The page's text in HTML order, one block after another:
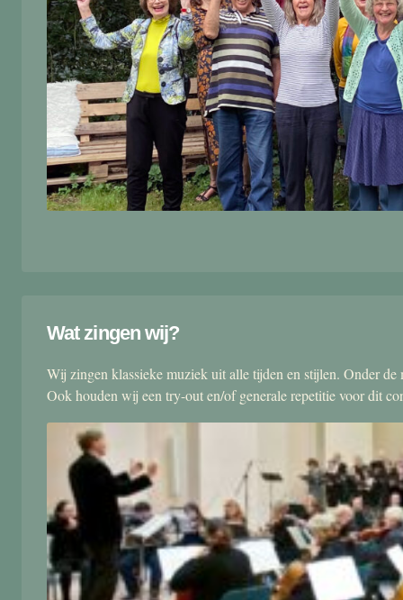
Wat zingen wij?
Wij zingen klassieke muziek uit alle tijden en stijlen. Onder
Ook houden wij een try-out en/of generale repetitie voor dit